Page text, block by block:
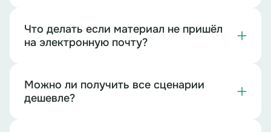
Что делать если материал не пришёл
на электронную почту?
Можно ли получить все сценарии
дешевле?